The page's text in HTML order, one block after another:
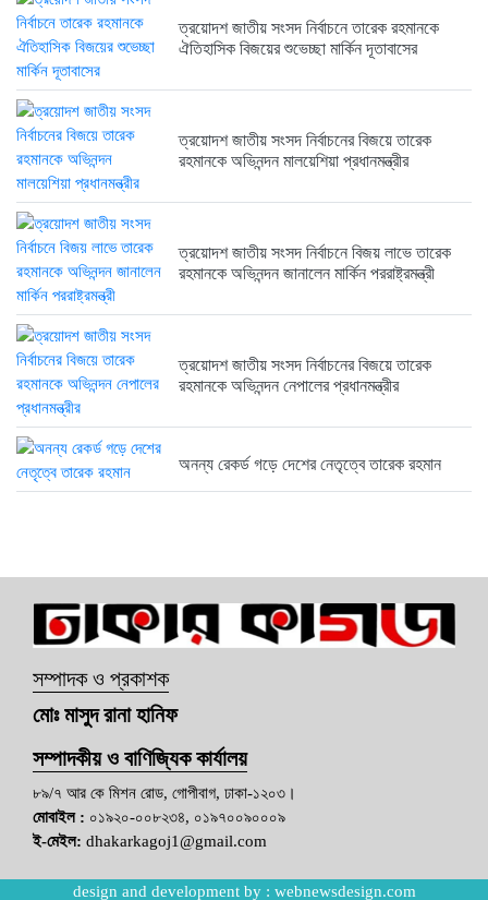
ত্রয়োদশ জাতীয় সংসদ নির্বাচনের বিজয়ে...
6 months আগে
ত্রয়োদশ জাতীয় সংসদ নির্বাচনে তারেক রহমানকে
ঐতিহাসিক বিজয়ের শুভেচ্ছা মার্কিন দূতাবাসের
ত্রয়োদশ জাতীয় সংসদ নির্বাচনের বিজয়ে তারেক
রহমানকে অভিনন্দন মালয়েশিয়া প্রধানমন্ত্রীর
ত্রয়োদশ জাতীয় সংসদ নির্বাচনে বিজয় লাভে তারেক
রহমানকে অভিনন্দন জানালেন মার্কিন পররাষ্ট্রমন্ত্রী
ত্রয়োদশ জাতীয় সংসদ নির্বাচনের বিজয়ে তারেক
রহমানকে অভিনন্দন নেপালের প্রধানমন্ত্রীর
অনন্য রেকর্ড গড়ে দেশের নেতৃত্বে তারেক রহমান
সম্পাদক ও প্রকাশক
মোঃ মাসুদ রানা হানিফ
সম্পাদকীয় ও বাণিজ্যিক কার্যালয়
৮৯/৭ আর কে মিশন রোড, গোপীবাগ, ঢাকা-১২০৩।
মোবাইল : ০১৯২০-০০৮২৩৪, ০১৯৭০০৯০০০৯
ই-মেইল: dhakarkagoj1@gmail.com
design and development by : webnewsdesign.com